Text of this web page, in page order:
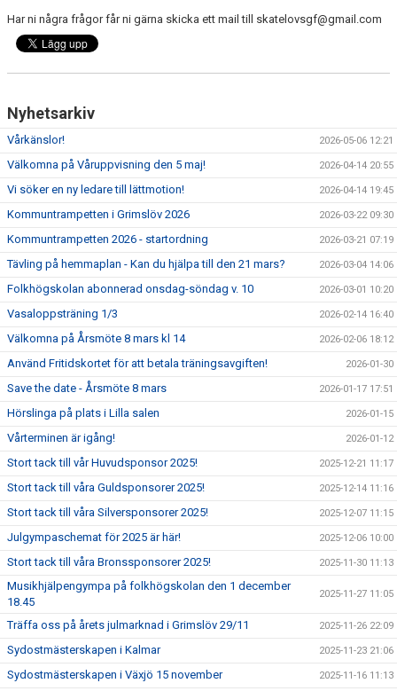
Har ni några frågor får ni gärna skicka ett mail till skatelovsgf@gmail.com
Nyhetsarkiv
Vårkänslor! 2026-05-06 12:21
Välkomna på Våruppvisning den 5 maj! 2026-04-14 20:55
Vi söker en ny ledare till lättmotion! 2026-04-14 19:45
Kommuntrampetten i Grimslöv 2026 2026-03-22 09:30
Kommuntrampetten 2026 - startordning 2026-03-21 07:19
Tävling på hemmaplan - Kan du hjälpa till den 21 mars? 2026-03-04 14:06
Folkhögskolan abonnerad onsdag-söndag v. 10 2026-03-01 10:20
Vasaloppsträning 1/3 2026-02-14 16:40
Välkomna på Årsmöte 8 mars kl 14 2026-02-06 18:12
Använd Fritidskortet för att betala träningsavgiften! 2026-01-30
Save the date - Årsmöte 8 mars 2026-01-17 17:51
Hörslinga på plats i Lilla salen 2026-01-15
Vårterminen är igång! 2026-01-12
Stort tack till vår Huvudsponsor 2025! 2025-12-21 11:17
Stort tack till våra Guldsponsorer 2025! 2025-12-14 11:16
Stort tack till våra Silversponsorer 2025! 2025-12-07 11:15
Julgympaschemat för 2025 är här! 2025-12-06 10:00
Stort tack till våra Bronssponsorer 2025! 2025-11-30 11:13
Musikhjälpengympa på folkhögskolan den 1 december
18.45
2025-11-27 11:05
Träffa oss på årets julmarknad i Grimslöv 29/11 2025-11-26 22:09
Sydostmästerskapen i Kalmar 2025-11-23 21:06
Sydostmästerskapen i Växjö 15 november 2025-11-16 11:13